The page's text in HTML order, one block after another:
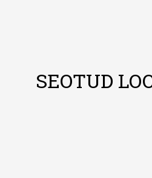
SEOTUD